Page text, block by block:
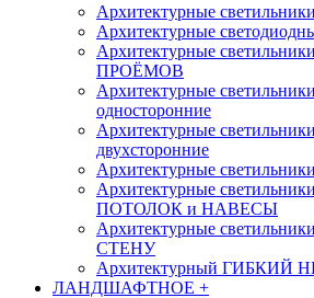
Архитектурные
Архитектурные
Архитектурные
ПРОЁМОВ
Архитектурные
односторонние
Архитектурные
двухсторонние
Архитектурные
Архитектурные
ПОТОЛОК и НАВЕСЫ
Архитектурные
СТЕНУ
Архитектурный ГИБКИЙ
ЛАНДШАФТНОЕ +